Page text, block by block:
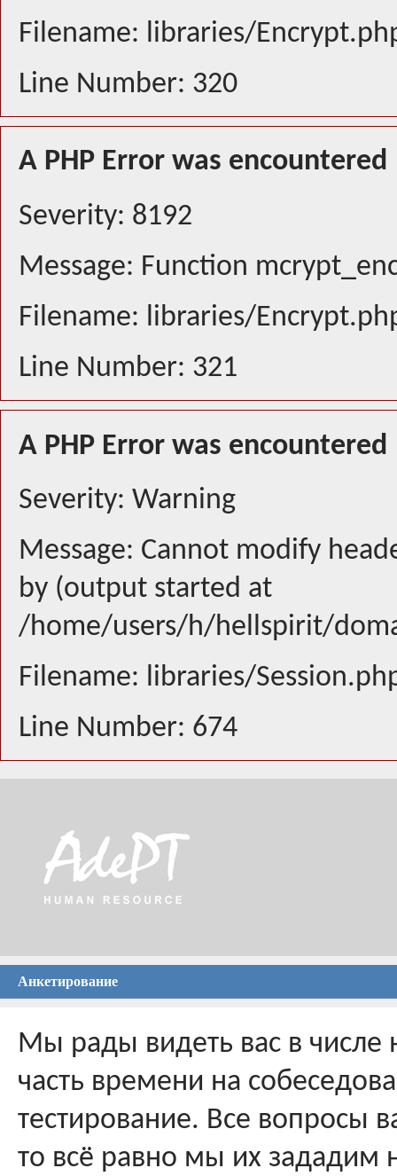
Filename: libraries/
Line Number: 320
A PHP Error was encountered
Severity: 8192
Message: Function
Filename: libraries/
Line Number: 321
A PHP Error was encountered
Severity: Warning
Message: Cannot modify
by (output started at
/home/users/h/hellspirit/
Filename: libraries/
Line Number: 674
Анкетирование
Мы рады видеть вас в числе
часть времени на
тестирование. Все вопросы
то всё равно мы их зададим